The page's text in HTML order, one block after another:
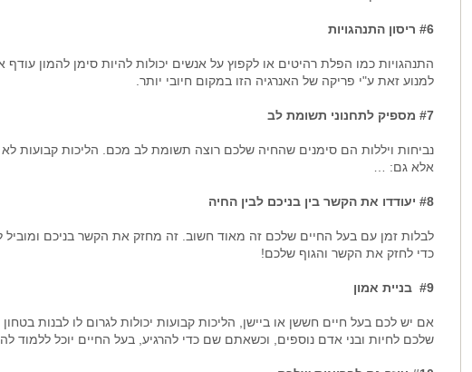
#6 ריסון התנהגויות
התנהגויות כמו הפלת רהיטים או לקפוץ על אנשים יכולות להיות סימן להמון עודף
למנוע זאת ע"י פריקה של האנרגיה הזו במקום חיובי יותר.
#7 מספיק לתחנוני תשומת לב
נביחות ויללות הם סימנים שהחיה שלכם רוצה תשומת לב מכם. הליכות קבועות לא
אלא גם: …
#8 יעודדו את הקשר בין בניכם לבין החיה
לבלות זמן עם בעל החיים שלכם זה מאוד חשוב. זה מחזק את הקשר בניכם ומוביל
כדי לחזק את הקשר והגוף שלכם!
#9 בניית אמון
אם יש לכם בעל חיים חששן או ביישן, הליכות קבועות יכולות לגרום לו לבנות
שלכם לחיות ובני אדם נוספים, וכשאתם שם כדי להרגיע, בעל החיים יוכל ללמוד